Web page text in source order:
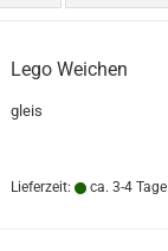
Lego Weichen
gleis
Lieferzeit: ca. 3-4 Tage